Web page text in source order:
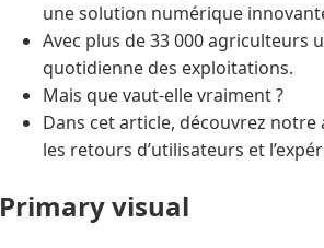
une solution numérique
Avec plus de 33 000
quotidienne des exploitations.
Mais que vaut-elle vraiment ?
Dans cet article, découvrez
les retours d’utilisateurs et
Primary visual